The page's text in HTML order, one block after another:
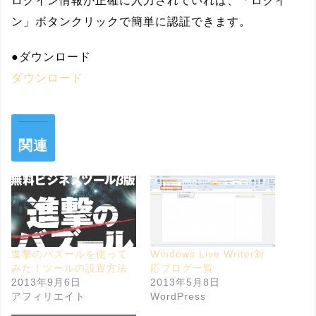
ン」ボタンクリックで簡単に認証できます。
●ダウンロード
ダウンロード
関連
進撃のバズールを使って
みた！ツールの設置方法
2013年9月6日
アフィリエイト
Windows Live Writer対
応ブログ一覧
2013年5月8日
WordPress